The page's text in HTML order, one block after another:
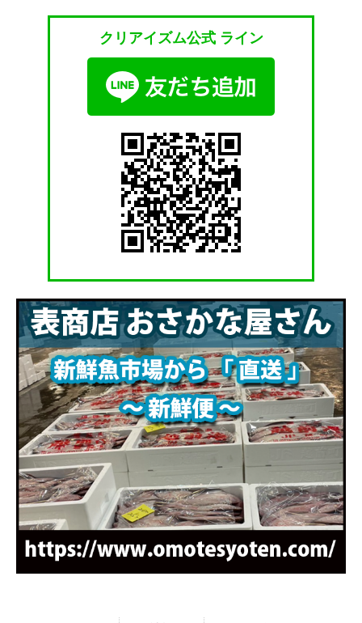
クリアイズム公式 ライン